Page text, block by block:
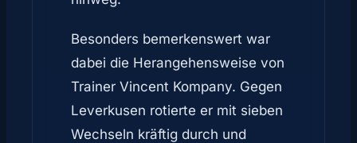
Besonders bemerkenswert war
dabei die Herangehensweise von
Trainer Vincent Kompany. Gegen
Leverkusen rotierte er mit sieben
Wechseln kräftig durch und